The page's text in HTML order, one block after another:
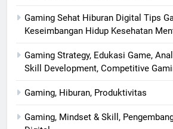
Gaming Sehat Hiburan Digital Tips
Keseimbangan Hidup Kesehatan
Gaming Strategy, Edukasi Game,
Skill Development, Competitive
Gaming, Hiburan, Produktivitas
Gaming, Mindset & Skill,